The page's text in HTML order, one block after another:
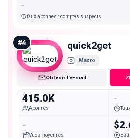
-
faux abonnés / comptes suspects
#4 quick2get
Macro
Obtenir l'e-mail
415.0K
Abonnés
-
-
Vues moyennes